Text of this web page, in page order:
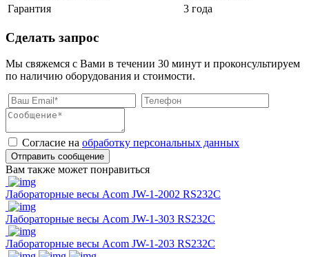
Гарантия
3 года
Сделать запрос
Мы свяжемся с Вами в течении 30 минут и проконсультируем
по наличию оборудования и стоимости.
Согласие на обработку персональных данных
Отправить сообщение
Вам также может понравиться
Лабораторные весы Acom JW-1-2002 RS232C
Лабораторные весы Acom JW-1-303 RS232C
Лабораторные весы Acom JW-1-203 RS232C